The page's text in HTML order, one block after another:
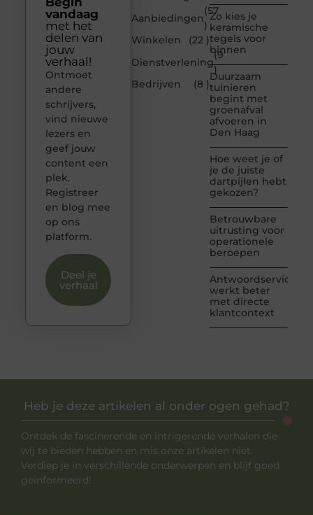
Aanbiedingen
(57
)
Winkelen
(22 )
Dienstverlening
(9
)
Bedrijven
(8 )
Zo kies je
keramische
tegels voor
binnen
Duurzaam
tuinieren
begint met
groenafval
afvoeren in
Den Haag
Hoe weet je of
je de juiste
dartpijlen hebt
gekozen?
Betrouwbare
uitrusting voor
operationele
beroepen
Antwoordservice
werkt beter
met directe
klantcontext
vandaag
met het
delen van
jouw
verhaal!
Ontmoet
andere
schrijvers,
vind nieuwe
lezers en
geef jouw
content een
plek.
Registreer
en blog mee
op ons
platform.
Deel je
verhaal
Heb je deze artikelen al onder ogen gehad?
Ontdek de fascinerende en intrigerende verhalen die
wij te bieden hebben en mis onze artikelen niet.
Verdiep je in verschillende onderwerpen en blijf goed
geïnformeerd!